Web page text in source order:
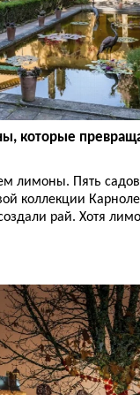
которые
лимоны. Пять
коллекции
рай. Хотя